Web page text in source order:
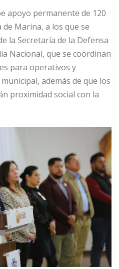
apoyo permanente de 120
Marina, a los que se
la Secretaría de la Defensa
Nacional, que se coordinan
para operativos y
además de que los
proximidad social con la